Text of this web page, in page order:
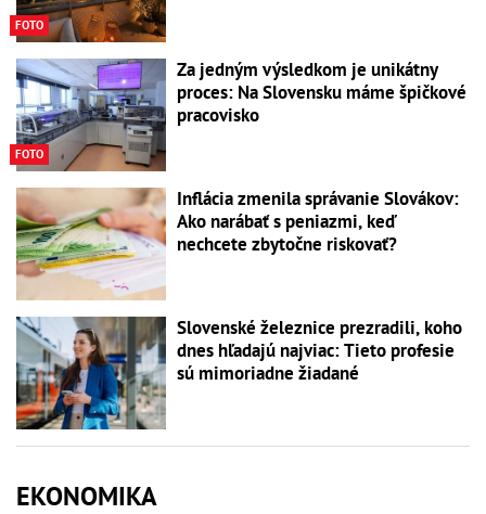
FOTO
FOTO
Za jedným výsledkom je unikátny
proces: Na Slovensku máme špičkové
pracovisko
Inflácia zmenila správanie Slovákov:
Ako narábať s peniazmi, keď
nechcete zbytočne riskovať?
Slovenské železnice prezradili, koho
dnes hľadajú najviac: Tieto profesie
sú mimoriadne žiadané
EKONOMIKA